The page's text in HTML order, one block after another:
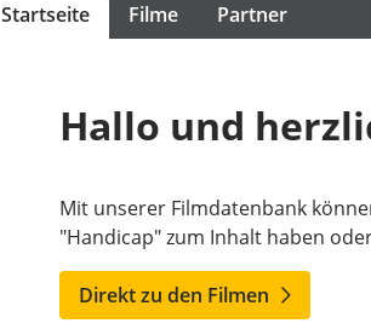
Startseite Filme Partner
Hallo und
Mit unserer Filmdatenbank
"Handicap" zum Inhalt haben
Direkt zu den Filmen